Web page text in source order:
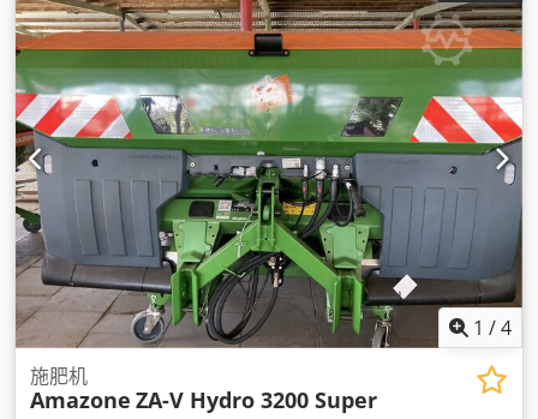
1 /4
施肥机
Amazone ZA-V Hydro 3200 Super